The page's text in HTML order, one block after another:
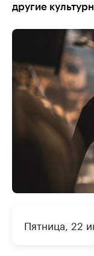
другие
Пятница, 22